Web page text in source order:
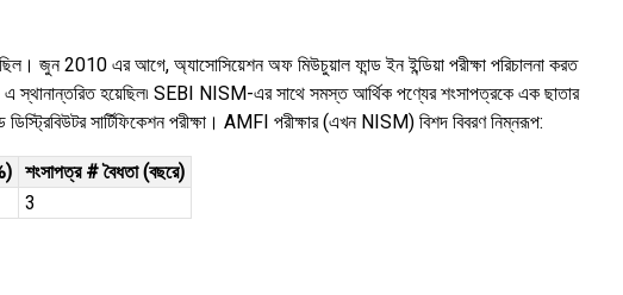
জুন 2010 এর আগে, অ্যাসোসিয়েশন অফ মিউচুয়াল ফান্ড ইন ইন্ডিয়া পরীক্ষা পরিচালনা করত
এ স্থানান্তরিত হয়েছিল৷ SEBI NISM-এর সাথে সমস্ত আর্থিক পণ্যের শংসাপত্রকে এক ছাতার
সার্টিফিকেশন পরীক্ষা। AMFI পরীক্ষার (এখন NISM) বিশদ বিবরণ নিম্নরূপ:
শংসাপত্র # বৈধতা (বছরে)
3